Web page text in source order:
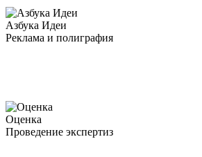
Азбука Идеи
Реклама и полиграфия
Оценка
Проведение экспертиз